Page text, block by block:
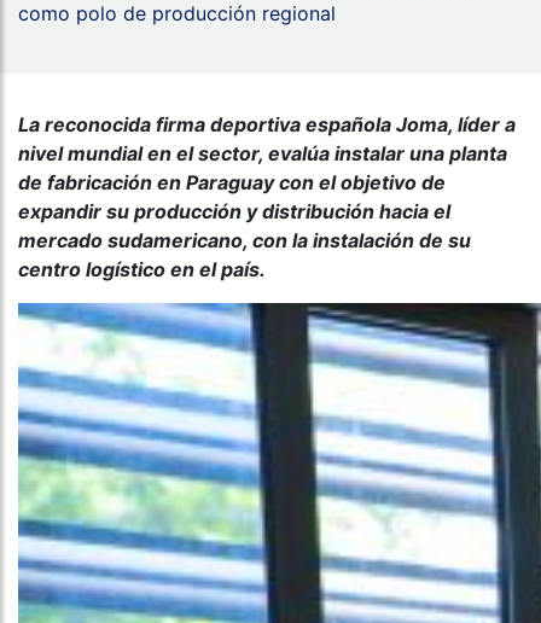
como polo de producción regional
La reconocida firma deportiva española Joma, líder a
nivel mundial en el sector, evalúa instalar una planta
de fabricación en Paraguay con el objetivo de
expandir su producción y distribución hacia el
mercado sudamericano, con la instalación de su
centro logístico en el país.